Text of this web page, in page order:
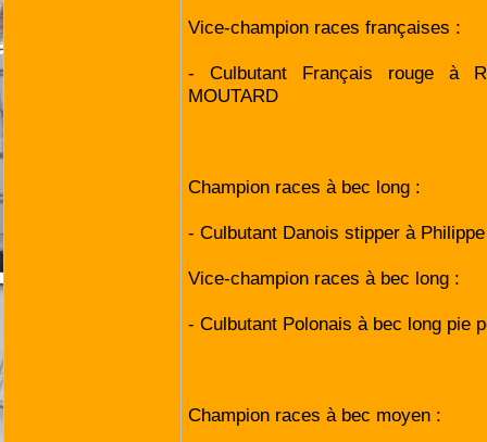
Vice-champion races françaises :
- Culbutant Français rouge à
MOUTARD
Champion races à bec long :
- Culbutant Danois stipper à
Vice-champion races à bec long :
- Culbutant Polonais à bec long pie
Champion races à bec moyen :